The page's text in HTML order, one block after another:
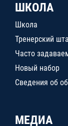
ШКОЛА
Школа
Тренерский
Часто
Новый набор
Сведения об
МЕДИА